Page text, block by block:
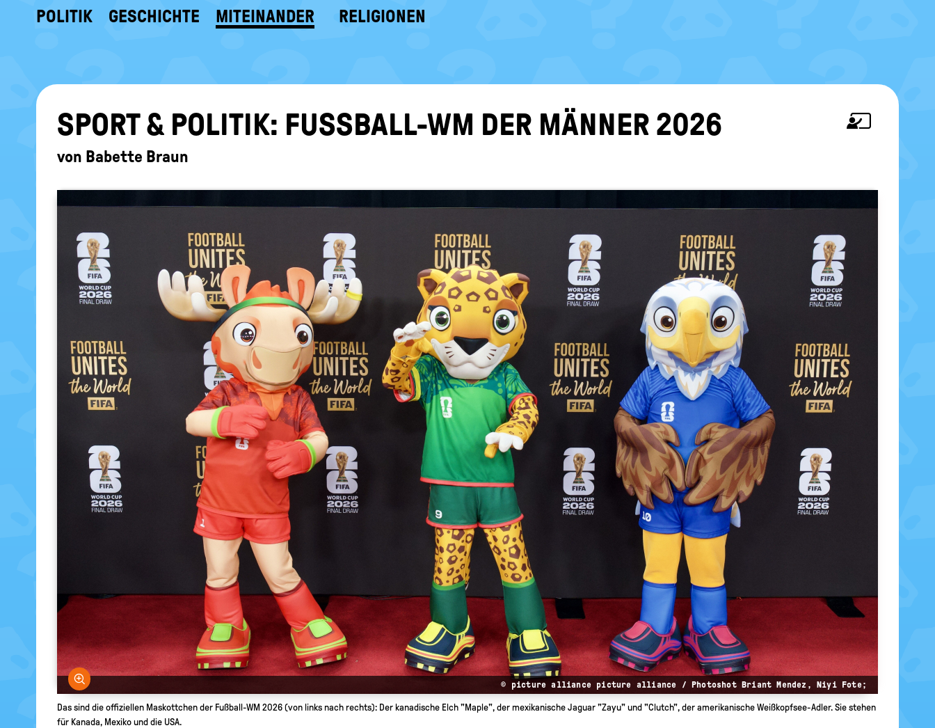
POLITIK GESCHICHTE MITEINANDER RELIGIONEN
SPORT & PO­LI­TIK: FUSSBALL-​WM DER MÄN­NER 2026
von Babette Braun
Bild vergrößern
© picture alliance picture alliance / Photoshot Briant Mendez, Niyi Fote;
Das sind die offiziellen Maskottchen der Fußball-WM 2026 (von links nach rechts): Der kanadische Elch "Maple", der mexikanische Jaguar "Zayu" und "Clutch", der amerikanische Weißkopfsee-Adler. Sie stehen
für Kanada, Mexiko und die USA.